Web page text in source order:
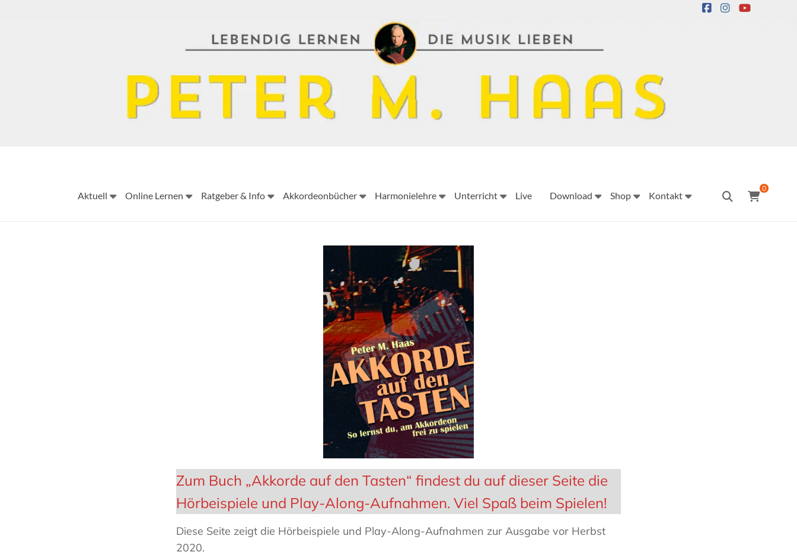
M.
Peter
M.
Haas
Musiker
–
Akkordeon,
Bandoneon,
Harmonielehre
0
Aktuell Online Lernen Ratgeber & Info Akkordeonbücher Harmonielehre Unterricht Live Download Shop Kontakt
Zum Buch „Akkorde auf den Tasten“ findest du auf dieser Seite die
Hörbeispiele und Play-Along-Aufnahmen. Viel Spaß beim Spielen!
Diese Seite zeigt die Hörbeispiele und Play-Along-Aufnahmen zur Ausgabe vor Herbst
2020.